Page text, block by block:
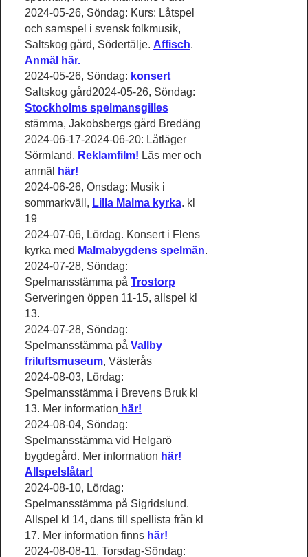
2024-05-26, Söndag: Kurs: Låtspel
och samspel i svensk folkmusik,
Saltskog gård, Södertälje. Affisch.
Anmäl här.
2024-05-26, Söndag: konsert
Saltskog gård2024-05-26, Söndag:
Stockholms spelmansgilles
stämma, Jakobsbergs gård Bredäng
2024-06-17-2024-06-20: Låtläger
Sörmland. Reklamfilm! Läs mer och
anmäl
här!
2024-06-26, Onsdag: Musik i
sommarkväll, Lilla Malma kyrka. kl
19
2024-07-06, Lördag. Konsert i Flens
kyrka med Malmabygdens spelmän.
2024-07-28, Söndag:
Spelmansstämma på Trostorp
Serveringen öppen 11-15, allspel kl
13.
2024-07-28, Söndag:
Spelmansstämma på Vallby
friluftsmuseum, Västerås
2024-08-03, Lördag:
Spelmansstämma i Brevens Bruk kl
13. Mer information här!
2024-08-04, Söndag:
Spelmansstämma vid Helgarö
bygdegård. Mer information här!
Allspelslåtar!
2024-08-10, Lördag:
Spelmansstämma på Sigridslund.
Allspel kl 14, dans till spellista från kl
17. Mer information finns här!
2024-08-08-11, Torsdag-Söndag: